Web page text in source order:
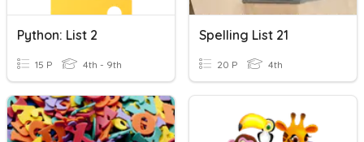
Python: List 2
15 P 4th - 9th
Spelling List 21
20 P 4th